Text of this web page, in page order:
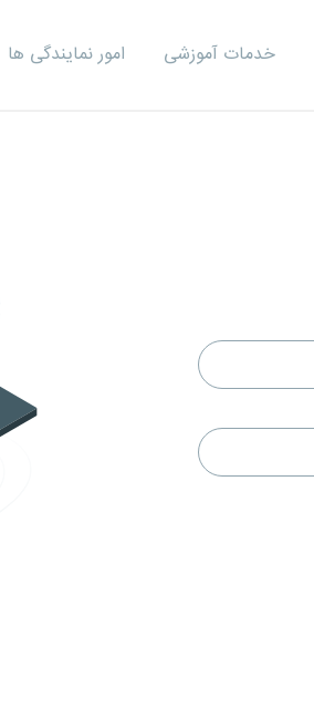
خدمات آموزشی امور نمایندگی ها